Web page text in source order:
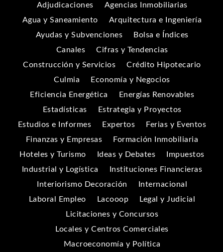
Adjudicaciones
Agencias Inmobiliarias
Agua y Saneamiento
Arquitectura e Ingeniería
Ayudas y Subvenciones
Bolsa e Índices
Canales
Cifras y Tendencias
Construcción y Servicios
Crédito Hipotecario
Culmia
Economía y Negocios
Eficiencia Energética
Energías Renovables
Estadísticas
Estrategia y Proyectos
Estudios e Informes
Expertos
Ferias y Eventos
Finanzas y Empresas
Formación Inmobiliaria
Hoteles y Turismo
Ideas y Debates
Impuestos
Industrial y Logística
Instituciones Financieras
Interiorismo Decoración
Internacional
Laboral Empleo
Lacooop
Legal y Judicial
Licitaciones y Concursos
Locales y Centros Comerciales
Macroeconomía y Política